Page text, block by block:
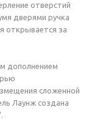
отверстий
дверями ручка
открывается за
дополнением
сложенной
Лаунж создана